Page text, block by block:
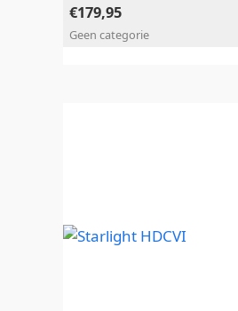
€179,95
Geen categorie